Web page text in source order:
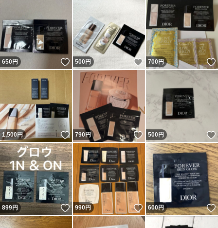
650円 いいね！
500円 いいね！
700円
1,500円 いいね！
790円 いいね！
500円
899円 いいね！
990円 いいね！
600円